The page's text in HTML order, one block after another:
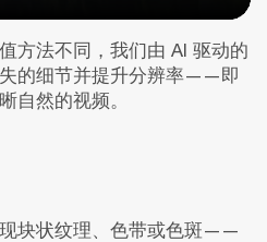
方法不同，我们由 AI 驱动的
的细节并提升分辨率——即
自然的视频。
块状纹理、色带或色斑——